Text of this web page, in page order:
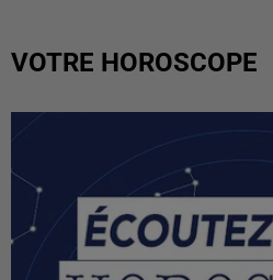
VOTRE HOROSCOPE